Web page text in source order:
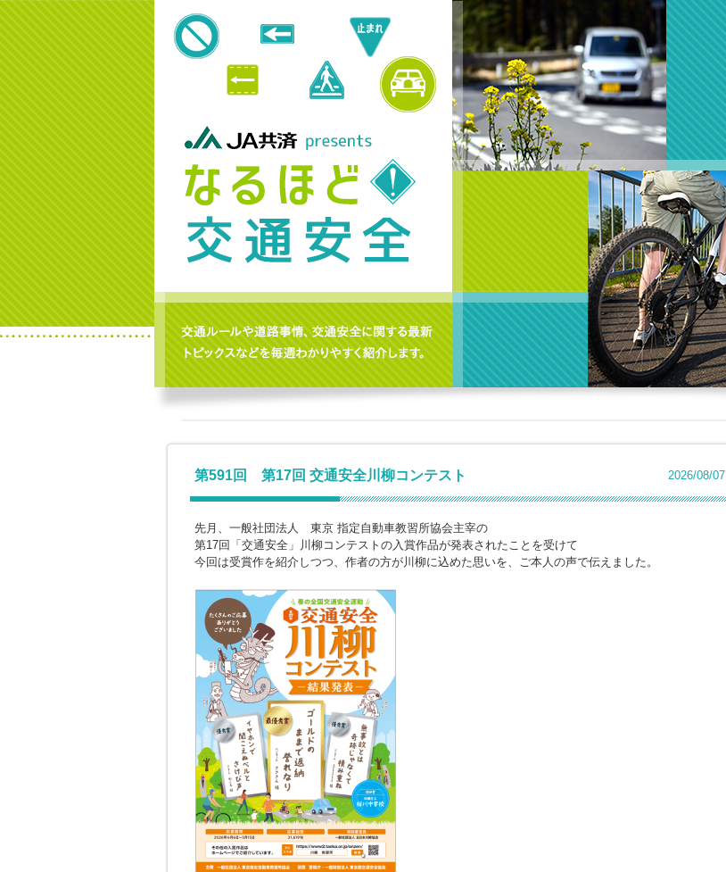
第591回 第17回 交通安全川柳コンテスト 2026/08/07
先月、一般社団法人 東京 指定自動車教習所協会主宰の
第17回「交通安全」川柳コンテストの入賞作品が発表されたことを受けて
今回は受賞作を紹介しつつ、作者の方が川柳に込めた思いを、ご本人の声で伝えました。